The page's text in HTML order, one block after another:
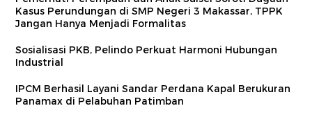
Kasus Perundungan di SMP Negeri 3 Makassar, TPPK
Jangan Hanya Menjadi Formalitas
Sosialisasi PKB, Pelindo Perkuat Harmoni Hubungan
Industrial
IPCM Berhasil Layani Sandar Perdana Kapal Berukuran
Panamax di Pelabuhan Patimban